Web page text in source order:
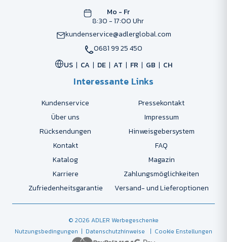
Mo - Fr
8:30 - 17:00 Uhr
kundenservice@adlerglobal.com
0681 99 25 450
US
CA DE AT FR GB CH
Interessante Links
Kundenservice
Pressekontakt
Über uns
Impressum
Rücksendungen
Hinweisgebersystem
Kontakt
FAQ
Katalog
Magazin
Karriere
Zahlungsmöglichkeiten
Zufriedenheitsgarantie
Versand- und Lieferoptionen
© 2026 ADLER Werbegeschenke
Nutzungsbedingungen | Datenschutzhinweise | Cookie Enstellungen